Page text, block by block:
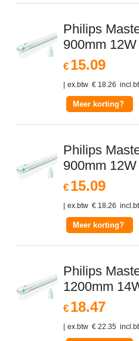
Philips
900mm
€ 15.09
ex.btw € 18.26
Meer korting?
Philips
900mm
€ 15.09
ex.btw € 18.26
Meer korting?
Philips
1200mm
€ 18.47
ex.btw € 22.35